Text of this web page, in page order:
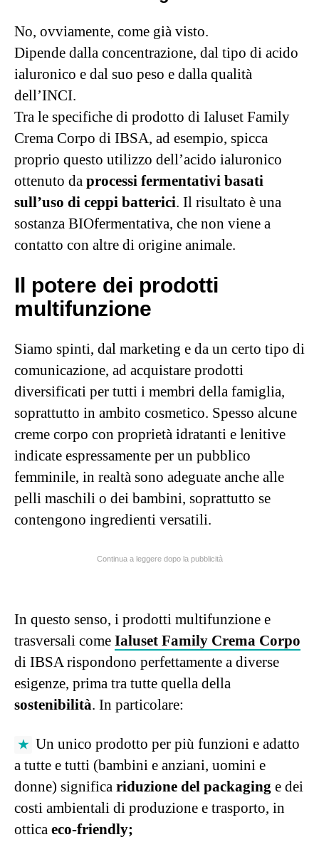
No, ovviamente, come già visto.
Dipende dalla concentrazione, dal tipo di acido
ialuronico e dal suo peso e dalla qualità
dell’INCI.
Tra le specifiche di prodotto di Ialuset Family
Crema Corpo di IBSA, ad esempio, spicca
proprio questo utilizzo dell’acido ialuronico
ottenuto da processi fermentativi basati
sull’uso di ceppi batterici. Il risultato è una
sostanza BIOfermentativa, che non viene a
contatto con altre di origine animale.
Il potere dei prodotti
multifunzione
Siamo spinti, dal marketing e da un certo tipo di
comunicazione, ad acquistare prodotti
diversificati per tutti i membri della famiglia,
soprattutto in ambito cosmetico. Spesso alcune
creme corpo con proprietà idratanti e lenitive
indicate espressamente per un pubblico
femminile, in realtà sono adeguate anche alle
pelli maschili o dei bambini, soprattutto se
contengono ingredienti versatili.
Continua a leggere dopo la pubblicità
In questo senso, i prodotti multifunzione e
trasversali come Ialuset Family Crema Corpo
di IBSA rispondono perfettamente a diverse
esigenze, prima tra tutte quella della
sostenibilità. In particolare:
Un unico prodotto per più funzioni e adatto
a tutte e tutti (bambini e anziani, uomini e
donne) significa riduzione del packaging e dei
costi ambientali di produzione e trasporto, in
ottica eco-friendly;